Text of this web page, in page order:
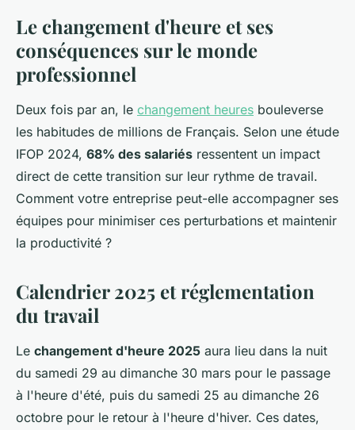
Le changement d'heure et ses
conséquences sur le monde
professionnel
Deux fois par an, le changement heures bouleverse
les habitudes de millions de Français. Selon une étude
IFOP 2024, 68% des salariés ressentent un impact
direct de cette transition sur leur rythme de travail.
Comment votre entreprise peut-elle accompagner ses
équipes pour minimiser ces perturbations et maintenir
la productivité ?
Calendrier 2025 et réglementation
du travail
Le changement d'heure 2025 aura lieu dans la nuit
du samedi 29 au dimanche 30 mars pour le passage
à l'heure d'été, puis du samedi 25 au dimanche 26
octobre pour le retour à l'heure d'hiver. Ces dates,